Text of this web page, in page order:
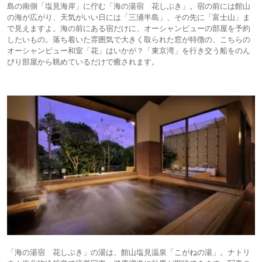
島の南側「塩見海岸」に佇む「海の湯宿 花しぶき」。宿の前には館山
の海が広がり、天気がいい日には「三浦半島」、その先に「富士山」ま
で見えますよ。海の前にある宿だけに、オーシャンビューの部屋を予約
したいもの。落ち着いた雰囲気で大きく取られた窓が特徴の、こちらの
オーシャンビュー和室「花」はいかが？「東京湾」を行き交う船をのん
びり部屋から眺めているだけで癒されます。
「海の湯宿 花しぶき」の湯は、館山塩見温泉「こがねの湯」。ナトリ